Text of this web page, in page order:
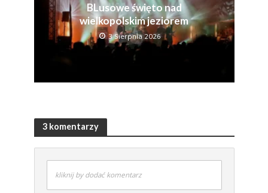
BLusowe święto nad
wielkopolskim jeziorem
3 Sierpnia 2026
3 komentarzy
kliknij by dodać komentarz